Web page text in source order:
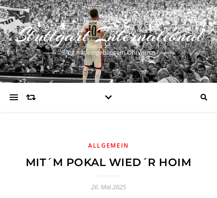
Stuttgart International
Blog mit eingebautem Ohrwurm
ALLGEMEIN
MIT´M POKAL WIED´R HOIM
26. Mai 2025